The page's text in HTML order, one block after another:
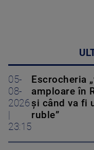
05-
08-
2026
23:15
Escrocheria
amploare în
și când va fi
ruble”